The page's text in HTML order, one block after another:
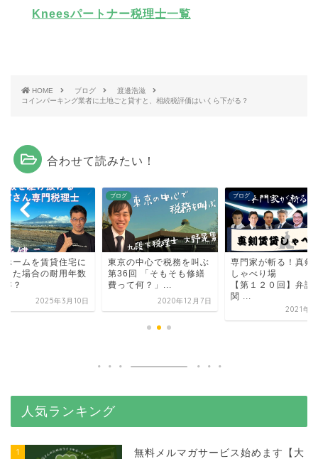
Kneesパートナー税理士一覧
HOME ブログ
渡邊浩滋
コインパーキング業者に土地ごと貸すと、相続税評価はいくら下がる？
合わせて読みたい！
ホームを賃貸住宅に
した場合の耐用年数
年？
2025年3月10日
ブログ
東京の中心で税務を叫ぶ
第36回 「そもそも修繕
費って何？」...
2020年12月7日
ブログ
専門家が斬る！真剣
しゃべり場
【第１２０回】弁
関 ...
2021年3
人気ランキング
1
無料メルマガサービス始めます【大